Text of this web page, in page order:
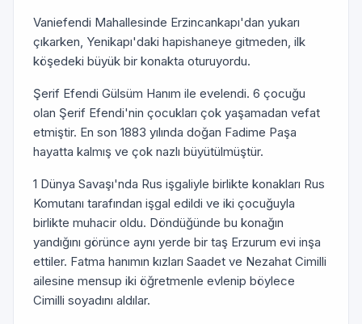
Vaniefendi Mahallesinde Erzincankapı'dan yukarı
çıkarken, Yenikapı'daki hapishaneye gitmeden, ilk
köşedeki büyük bir konakta oturuyordu.
Şerif Efendi Gülsüm Hanım ile evelendi. 6 çocuğu
olan Şerif Efendi'nin çocukları çok yaşamadan vefat
etmiştir. En son 1883 yılında doğan Fadime Paşa
hayatta kalmış ve çok nazlı büyütülmüştür.
1 Dünya Savaşı'nda Rus işgaliyle birlikte konakları Rus
Komutanı tarafından işgal edildi ve iki çocuğuyla
birlikte muhacir oldu. Döndüğünde bu konağın
yandığını görünce aynı yerde bir taş Erzurum evi inşa
ettiler. Fatma hanımın kızları Saadet ve Nezahat Cimilli
ailesine mensup iki öğretmenle evlenip böylece
Cimilli soyadını aldılar.